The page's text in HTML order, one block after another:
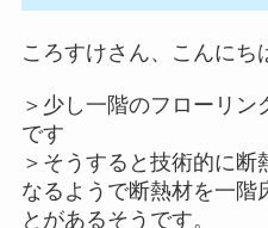
ころすけさん、こんにち
＞少し一階のフローリン
です
＞そうすると技術的に断
なるようで断熱材を一階
とがあるそうです。